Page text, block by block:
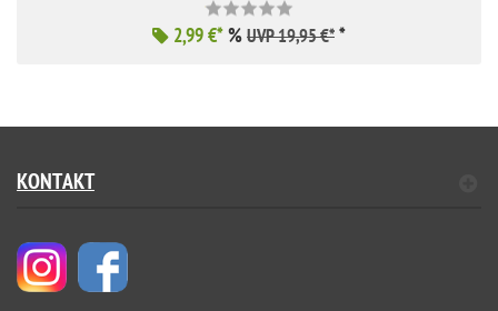
2,99 €*% UVP 19,95 €* *
KONTAKT